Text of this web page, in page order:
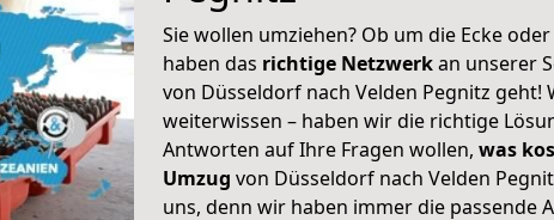
Sie wollen umziehen? Ob um die Ecke
haben das richtige Netzwerkan unserer
von Düsseldorf nach Velden Pegnitz geht!
weiterwissen – haben wir die richtige
Antworten auf Ihre Fragen wollen, was
Umzug von Düsseldorf nach Velden
uns, denn wir haben immer die passende